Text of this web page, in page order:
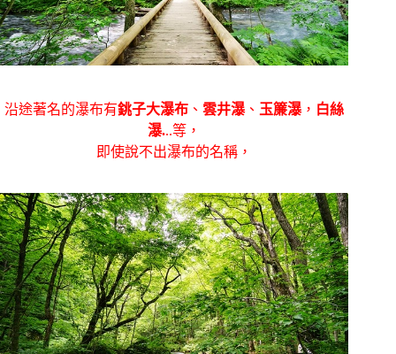
沿途著名的瀑布有銚子大瀑布 、雲井瀑、 玉簾瀑， 白絲
瀑...等，
即使說不出瀑布的名稱，